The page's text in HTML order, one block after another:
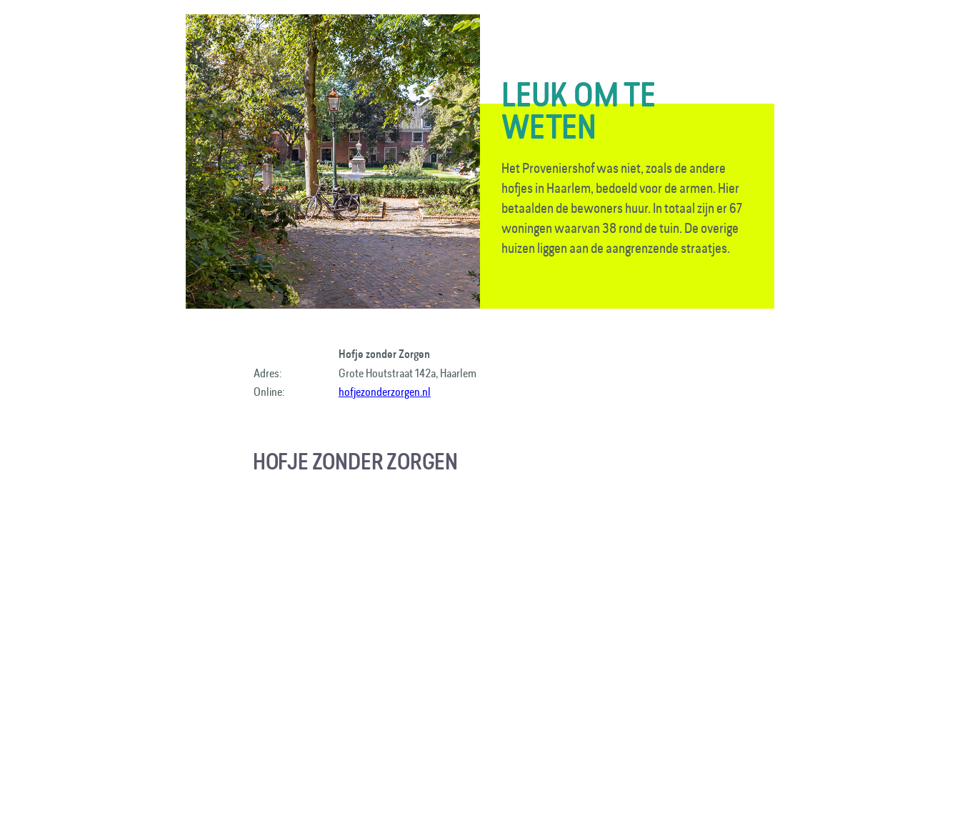
LEUK OM TE
WETEN
Het Proveniershof was niet, zoals de andere
hofjes in Haarlem, bedoeld voor de armen. Hier
betaalden de bewoners huur. In totaal zijn er 67
woningen waarvan 38 rond de tuin. De overige
huizen liggen aan de aangrenzende straatjes.
Hofje zonder Zorgen
Adres:
Grote Houtstraat 142a, Haarlem
Online:
hofjezonderzorgen.nl
HOFJE ZONDER ZORGEN